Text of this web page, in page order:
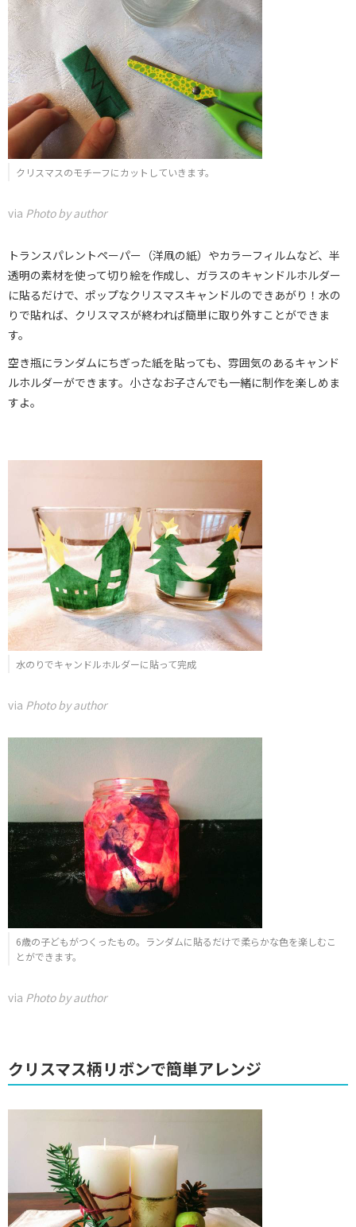
クリスマスのモチーフにカットしていきます。
via Photo by author
トランスパレントペーパー（洋凧の紙）やカラーフィルムなど、半
透明の素材を使って切り絵を作成し、ガラスのキャンドルホルダー
に貼るだけで、ポップなクリスマスキャンドルのできあがり！水の
りで貼れば、クリスマスが終われば簡単に取り外すことができま
す。
空き瓶にランダムにちぎった紙を貼っても、雰囲気のあるキャンド
ルホルダーができます。小さなお子さんでも一緒に制作を楽しめま
すよ。
水のりでキャンドルホルダーに貼って完成
via Photo by author
6歳の子どもがつくったもの。ランダムに貼るだけで柔らかな色を楽しむこ
とができます。
via Photo by author
クリスマス柄リボンで簡単アレンジ